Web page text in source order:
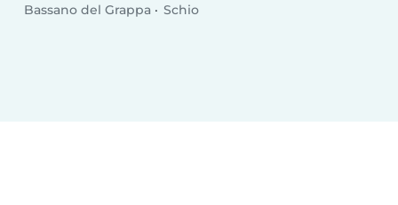
Bassano del Grappa
Schio